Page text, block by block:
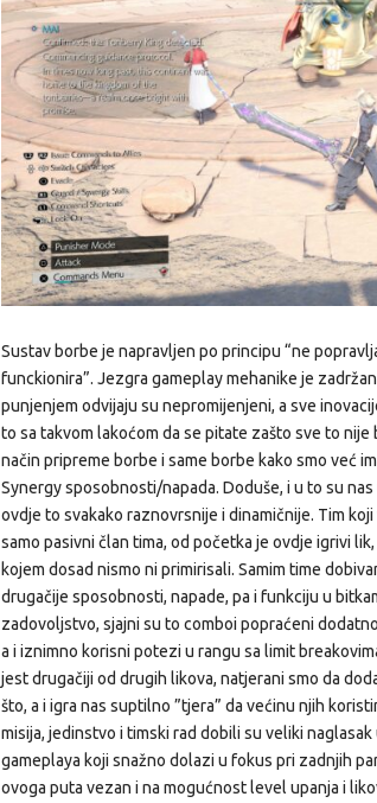
Sustav borbe je napravljen po principu “ne
funckionira”. Jezgra gameplay mehanike je
punjenjem odvijaju su nepromijenjeni, a sve
to sa takvom lakoćom da se pitate zašto sve to
način pripreme borbe i same borbe kako smo već
Synergy sposobnosti/napada. Doduše, i u to su
ovdje to svakako raznovrsnije i dinamičnije. Tim
samo pasivni član tima, od početka je ovdje igrivi
kojem dosad nismo ni primirisali. Samim time
drugačije sposobnosti, napade, pa i funkciju u
zadovoljstvo, sjajni su to comboi popraćeni
a i iznimno korisni potezi u rangu sa limit
jest drugačiji od drugih likova, natjerani smo da
što, a i igra nas suptilno ”tjera” da većinu njih
misija, jedinstvo i timski rad dobili su veliki
gameplaya koji snažno dolazi u fokus pri zadnjih
ovoga puta vezan i na mogućnost level upanja i